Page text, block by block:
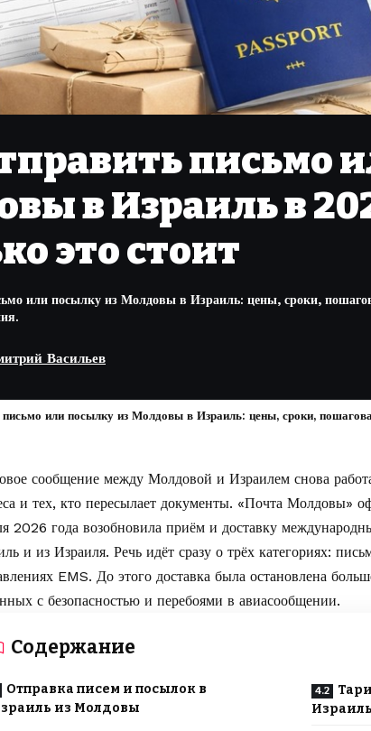
письмо
в Израиль в
это стоит
или посылку из Молдовы в Израиль: цены, сроки,
Васильев
письмо или посылку из Молдовы в Израиль: цены, сроки,
сообщение между Молдовой и Израилем снова
и тех, кто пересылает документы. «Почта Молдовы»
2026 года возобновила приём и доставку
и из Израиля. Речь идёт сразу о трёх категориях:
EMS. До этого доставка была остановлена
с безопасностью и перебоями в авиасообщении.
Содержание
Отправка писем и посылок в
из Молдовы
Израиль